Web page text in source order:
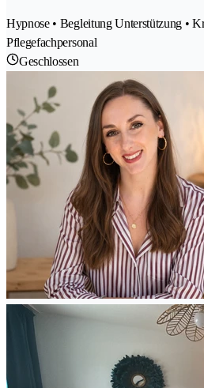
Hypnose • Begleitung Unterstützung •
Pflegefachpersonal
Geschlossen